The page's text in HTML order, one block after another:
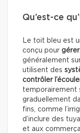
Qu’est-ce
Le toit bleu est
conçu pour
généralement
utilisent des
contrôler
temporairement
graduellement
fins, comme
d’inclure des
et aux